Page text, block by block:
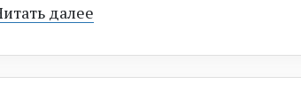
далее